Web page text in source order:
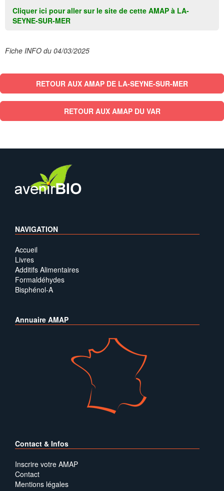
Cliquer ici pour aller sur le site de cette AMAP à LA-
SEYNE-SUR-MER
Fiche INFO du 04/03/2025
RETOUR AUX AMAP DE LA-SEYNE-SUR-MER
RETOUR AUX AMAP DU VAR
NAVIGATION
Accueil
Livres
Additifs Alimentaires
Formaldéhydes
Bisphénol-A
Annuaire AMAP
Contact & Infos
Inscrire votre AMAP
Contact
Mentions légales